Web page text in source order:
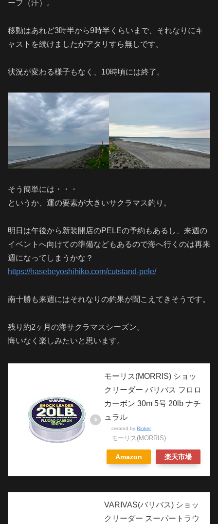
ーフ（汗）。
移動はあれど3時半から9時半くらいまで、それなりにキ
ャストを続けましたがアタリすら無しです。
状況が変わる様子もなく、10時頃には終了。
そう簡単には・・・
というか、運の要素が大きいサクラマス釣り。
明日は午後から新装開店のPELEの予約もあるし、来週の
イベントへ向けての準備などもあるので海へ行くのは再来
週になってしまうかな？
https://hasebeyoshihiko.com/cutstand-pele/
南十勝も来週にはそれなりの釣果が聞こえてきそうです。
残り約2ヶ月の海サクラマスシーズン。
悔いなく楽しみたいと思います。
モーリス(MORRIS) ショッ
クリーダー バリバス フロロ
カーボン 30m 5号 20lb ナチ
ュラル
created by Rinker
モーリス(MORRIS)
Amazon 楽天市場
VARIVAS(バリバス) ショッ
クリーダー スーパートラウ